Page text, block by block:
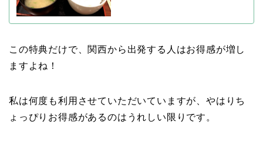
この特典だけで、関西から出発する人はお得感が増し
ますよね！
私は何度も利用させていただいていますが、やはりち
ょっぴりお得感があるのはうれしい限りです。